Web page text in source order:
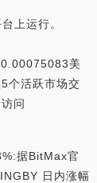
上运行。
美
个活跃市场交
问
据BitMax官
日内涨幅